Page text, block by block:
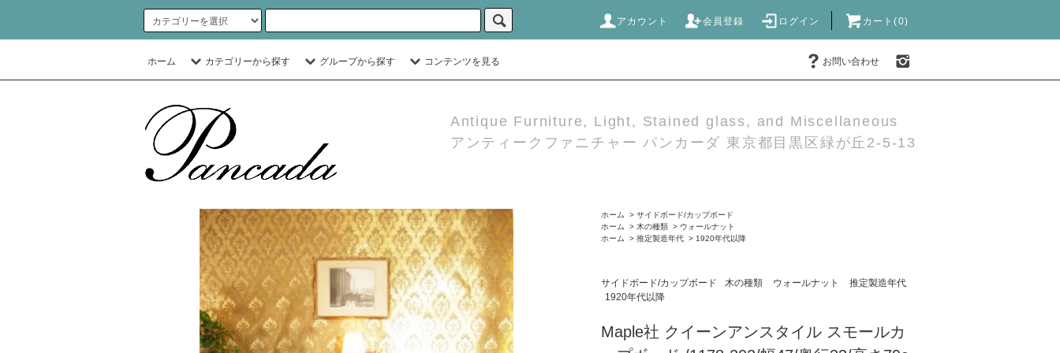
アカウント 会員登録 ログイン カート(0)
ホーム カテゴリーから探す グループから探す コンテンツを見る お問い合わせ
Antique Furniture, Light, Stained glass, and Miscellaneous
アンティークファニチャー パンカーダ 東京都目黒区緑が丘2-5-13
ホーム > サイドボード/カップボード
ホーム
> 木の種類 > ウォールナット
ホーム
> 推定製造年代 > 1920年代以降
サイドボード/カップボード 木の種類 ウォールナット
推定製造年代
1920年代以降
Maple社 クイーンアンスタイル スモールカ